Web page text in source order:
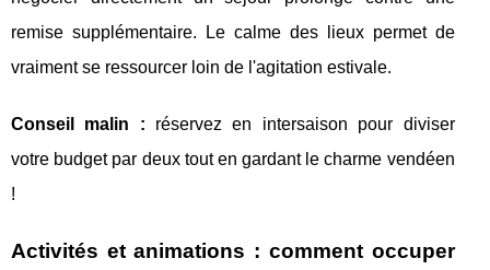
remise supplémentaire. Le calme des lieux permet de
vraiment se ressourcer loin de l'agitation estivale.
Conseil malin : réservez en intersaison pour diviser
votre budget par deux tout en gardant le charme vendéen
!
Activités et animations : comment occuper